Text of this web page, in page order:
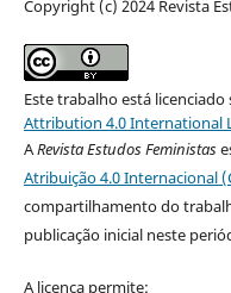
Copyright (c) 2024 Revista
Este trabalho está licenciado
Attribution 4.0 International
ARevista Estudos Feministas
Atribuição 4.0 Internacional
compartilhamento do
publicação inicial neste
A licença permite: